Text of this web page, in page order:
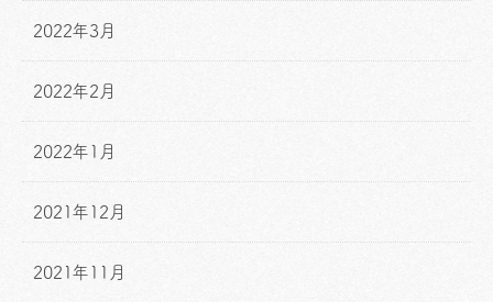
2022年3月
2022年2月
2022年1月
2021年12月
2021年11月